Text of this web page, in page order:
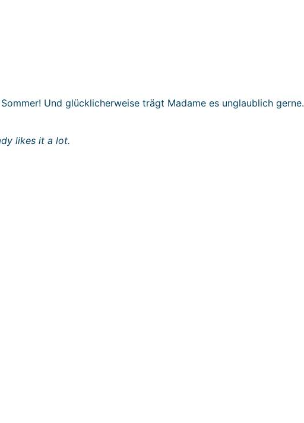
Und glücklicherweise trägt Madame es unglaublich gerne.
likes it a lot.